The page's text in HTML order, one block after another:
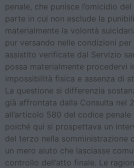
penale, che punisce l’omicidio
parte in cui non esclude la
materialmente la volontà
pur versando nelle condizioni
assistito verificate dal Servizio
possa materialmente procedervi
impossibilità fisica e assenza di
La questione si differenzia
già affrontata dalla Consulta nel
all’articolo 580 del codice
poiché qui si prospettava un
del terzo nella somministrazione
un mero aiuto che lasciasse
controllo dell’atto finale. Le